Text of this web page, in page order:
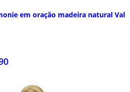
em oração madeira natural Val